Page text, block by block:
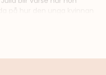
hon och hennes
och klockan tickar –